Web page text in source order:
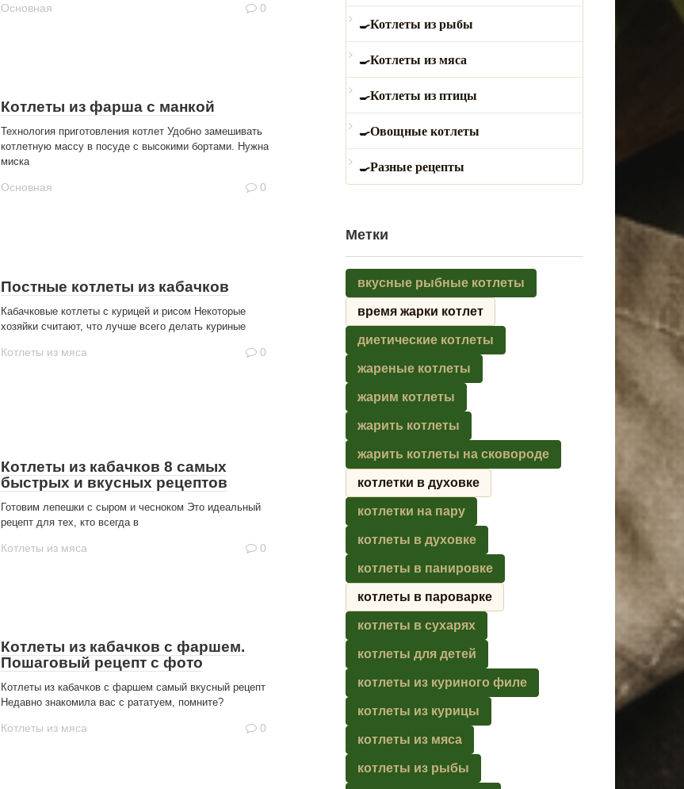
Основная 0
Котлеты из фарша с манкой
Технология приготовления котлет Удобно замешивать
котлетную массу в посуде с высокими бортами. Нужна
миска
Основная 0
Постные котлеты из кабачков
Кабачковые котлеты с курицей и рисом Некоторые
хозяйки считают, что лучше всего делать куриные
Котлеты из мяса 0
Котлеты из кабачков 8 самых
быстрых и вкусных рецептов
Готовим лепешки с сыром и чесноком Это идеальный
рецепт для тех, кто всегда в
Котлеты из мяса 0
Котлеты из кабачков с фаршем.
Пошаговый рецепт с фото
Котлеты из кабачков с фаршем самый вкусный рецепт
Недавно знакомила вас с рататуем, помните?
Котлеты из мяса 0
Котлеты из рыбы
Котлеты из мяса
Котлеты из птицы
Овощные котлеты
Разные рецепты
Метки
вкусные рыбные котлеты
время жарки котлет
диетические котлеты
жареные котлеты
жарим котлеты
жарить котлеты
жарить котлеты на сковороде
котлетки в духовке
котлетки на пару
котлеты в духовке
котлеты в панировке
котлеты в пароварке
котлеты в сухарях
котлеты для детей
котлеты из куриного филе
котлеты из курицы
котлеты из мяса
котлеты из рыбы